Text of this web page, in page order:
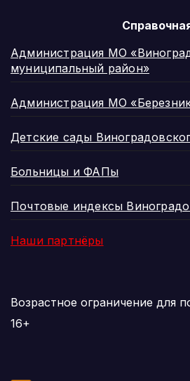
Администрация МО
муниципальный район»
Администрация МО
Детские сады
Больницы и ФАПы
Почтовые индексы
Наши партнёры
Возрастное ограничение для
16+